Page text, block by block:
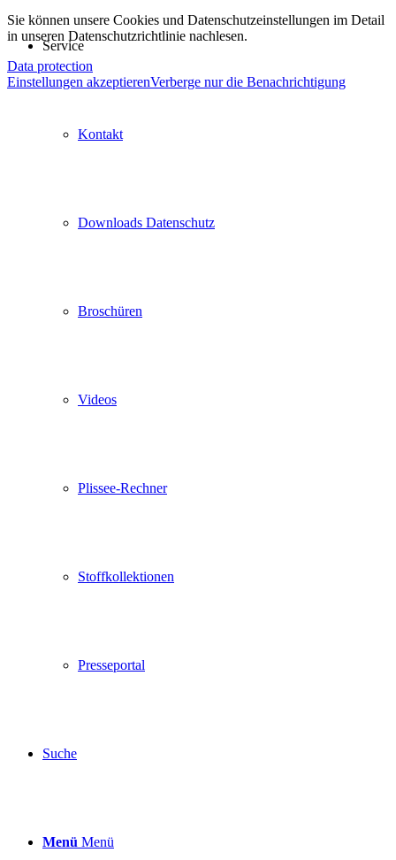
Service
Kontakt
Downloads Datenschutz
Broschüren
Videos
Plissee-Rechner
Stoffkollektionen
Presseportal
Suche
Menü Menü
Sie können unsere Cookies und Datenschutzeinstellungen im Detail
in unseren Datenschutzrichtlinie nachlesen.
Data protection
Einstellungen akzeptierenVerberge nur die Benachrichtigung